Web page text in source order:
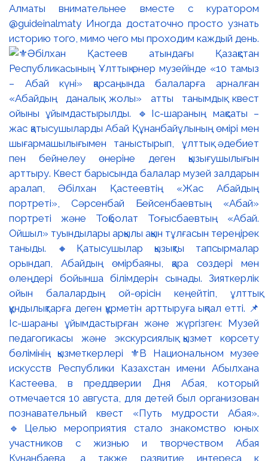
Алматы внимательнее вместе с куратором
@guideinalmaty Иногда достаточно просто узнать
историю того, мимо чего мы проходим каждый день.